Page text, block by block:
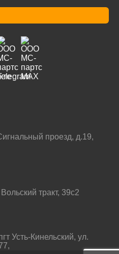
проезд, д.19,
Вольский тракт, 39с2
Усть-Кинельский, ул.